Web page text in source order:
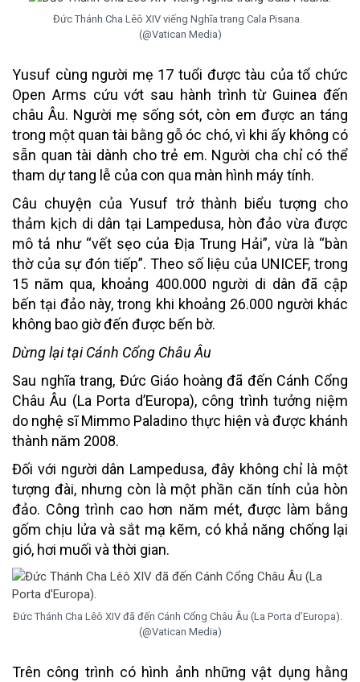
Đức Thánh Cha Lêô XIV viếng Nghĩa trang Cala Pisana.
(@Vatican Media)
Yusuf cùng người mẹ 17 tuổi được tàu của tổ chức
Open Arms cứu vớt sau hành trình từ Guinea đến
châu Âu. Người mẹ sống sót, còn em được an táng
trong một quan tài bằng gỗ óc chó, vì khi ấy không có
sẵn quan tài dành cho trẻ em. Người cha chỉ có thể
tham dự tang lễ của con qua màn hình máy tính.
Câu chuyện của Yusuf trở thành biểu tượng cho
thảm kịch di dân tại Lampedusa, hòn đảo vừa được
mô tả như “vết sẹo của Địa Trung Hải”, vừa là “bàn
thờ của sự đón tiếp”. Theo số liệu của UNICEF, trong
15 năm qua, khoảng 400.000 người di dân đã cập
bến tại đảo này, trong khi khoảng 26.000 người khác
không bao giờ đến được bến bờ.
Dừng lại tại Cánh Cổng Châu Âu
Sau nghĩa trang, Đức Giáo hoàng đã đến Cánh Cổng
Châu Âu (La Porta d’Europa), công trình tưởng niệm
do nghệ sĩ Mimmo Paladino thực hiện và được khánh
thành năm 2008.
Đối với người dân Lampedusa, đây không chỉ là một
tượng đài, nhưng còn là một phần căn tính của hòn
đảo. Công trình cao hơn năm mét, được làm bằng
gốm chịu lửa và sắt mạ kẽm, có khả năng chống lại
gió, hơi muối và thời gian.
Đức Thánh Cha Lêô XIV đã đến Cánh Cổng Châu Âu (La Porta d’Europa).
(@Vatican Media)
Trên công trình có hình ảnh những vật dụng hằng